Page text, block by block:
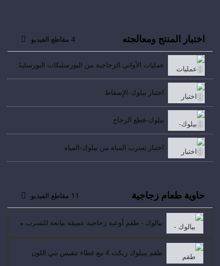
اختبار المنتج ومعالجته 4 مقاطع الفيديو
عمليات الأواني الزجاجية من البورسليكات البورسليكات
اختبار بيلوك-الإسقاط
بيلوك-قطع الزجاج
اختبار تسرب المياه من بيلوك-المياه
حاوية طعام زجاجية 11 مقاطع الفيديو
بيالوك - طقم أوعية زجاجية عميقة مانعة للتسرب من
طقم بييلوك ريكت 4 مع غطاء تنفيس بني اللون